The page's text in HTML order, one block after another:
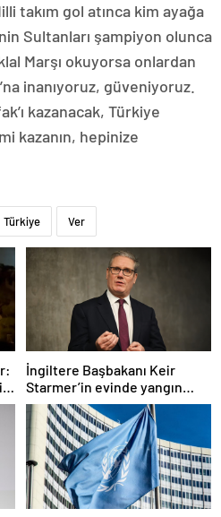
takım gol atınca kim ayağa
Sultanları şampiyon olunca
Marşı okuyorsa onlardan
inanıyoruz, güveniyoruz.
kazanacak, Türkiye
kazanın, hepinize
Türkiye Ver
İngiltere Başbakanı Keir
Starmer’in evinde yangın
çıktı